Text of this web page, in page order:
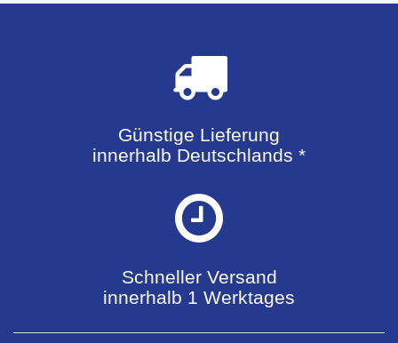
Günstige Lieferung
innerhalb Deutschlands *
Schneller Versand
innerhalb 1 Werktages